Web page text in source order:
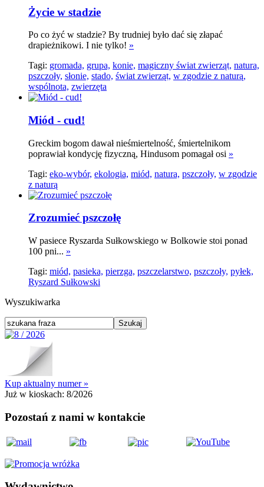
Życie w stadzie
Po co żyć w stadzie? By trudniej było dać się złapać
drapieżnikowi. I nie tylko! »
Tagi: gromada, grupa, konie, magiczny świat zwierząt, natura,
pszczoły, słonie, stado, świat zwierząt, w zgodzie z naturą,
wspólnota, zwierzęta
Miód - cud!
Greckim bogom dawał nieśmiertelność, śmiertelnikom
poprawiał kondycję fizyczną, Hindusom pomagał osi »
Tagi: eko-wybór, ekologia, miód, natura, pszczoły, w zgodzie
z naturą
Zrozumieć pszczołę
W pasiece Ryszarda Sułkowskiego w Bolkowie stoi ponad
100 pni... »
Tagi: miód, pasieka, pierzga, pszczelarstwo, pszczoły, pyłek,
Ryszard Sułkowski
Wyszukiwarka
Kup aktualny numer »
Już w kioskach: 8/2026
Pozostań z nami w kontakcie